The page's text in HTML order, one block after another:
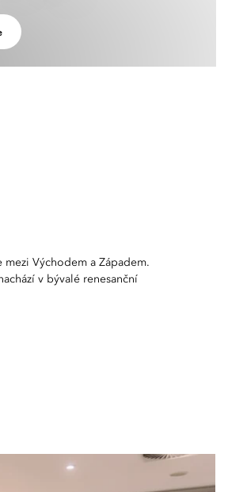
Východem a Západem.
v bývalé renesanční